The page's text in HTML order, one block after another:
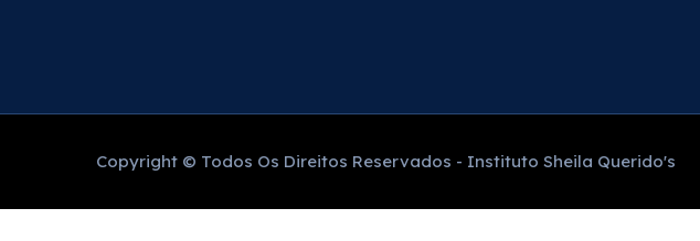
Copyright © Todos Os Direitos Reservados - Instituto Sheila Querido's